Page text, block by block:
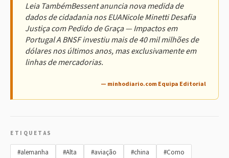
Leia TambémBessent anuncia nova medida de
dados de cidadania nos EUANicole Minetti Desafia
Justiça com Pedido de Graça — Impactos em
Portugal A BNSF investiu mais de 40 mil milhões de
dólares nos últimos anos, mas exclusivamente em
linhas de mercadorias.
— minhodiario.com Equipa Editorial
ETIQUETAS
#alemanha #Alta #aviação #china
#Como